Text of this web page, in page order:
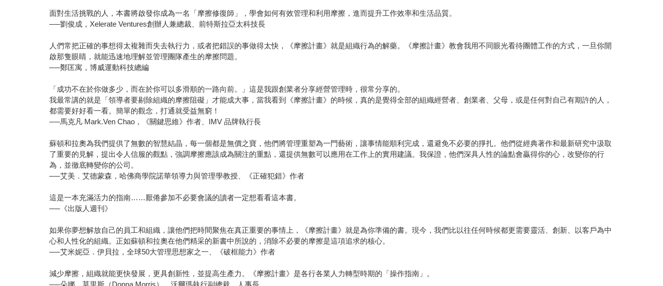
面對生活挑戰的人，本書將啟發你成為一名「摩擦修復師」，學會如何有效管理和利用摩擦，進而提升工作效率和生活品質。
──劉俊成，Xelerate Ventures創辦人兼總裁、前特斯拉亞太科技長
人們常把正確的事想得太複雜而失去執行力，或者把錯誤的事做得太快，《摩擦計畫》就是組織行為的解藥。《摩擦計畫》教會我用不同眼光看待團體工作的方式，一旦你開
啟那隻眼睛，就能迅速地理解並管理團隊產生的摩擦問題。
──鄭匡寓，博威運動科技總編
「成功不在於你做多少，而在於你可以多滑順的一路向前。」這是我跟創業者分享經營管理時，很常分享的。
我最常講的就是「領導者要剔除組織的摩擦阻礙」才能成大事，當我看到《摩擦計畫》的時候，真的是覺得全部的組織經營者、創業者、父母，或是任何對自己有期許的人，
都需要好好看一看。簡單的觀念，打通就受益無窮！
──馬克凡 Mark.Ven Chao，《關鍵思維》作者、IMV 品牌執行長
蘇頓和拉奧為我們提供了無數的智慧結晶，每一個都是無價之寶，他們將管理重塑為一門藝術，讓事情能順利完成，還避免不必要的掙扎。他們從經典著作和最新研究中汲取
了重要的見解，提出令人信服的觀點，強調摩擦應該成為關注的重點，還提供無數可以應用在工作上的實用建議。我保證，他們深具人性的論點會贏得你的心，改變你的行
為，並徹底轉變你的公司。
──艾美．艾德蒙森，哈佛商學院諾華領導力與管理學教授、《正確犯錯》作者
這是一本充滿活力的指南……厭倦參加不必要會議的讀者一定想看看這本書。
──《出版人週刊》
如果你夢想解放自己的員工和組織，讓他們把時間聚焦在真正重要的事情上，《摩擦計畫》就是為你準備的書。現今，我們比以往任何時候都更需要靈活、創新、以客戶為中
心和人性化的組織。正如蘇頓和拉奧在他們精采的新書中所說的，消除不必要的摩擦是這項追求的核心。
──艾米妮亞．伊貝拉，全球50大管理思想家之一、《破框能力》作者
減少摩擦，組織就能更快發展，更具創新性，並提高生產力。《摩擦計畫》是各行各業人力轉型時期的「操作指南」。